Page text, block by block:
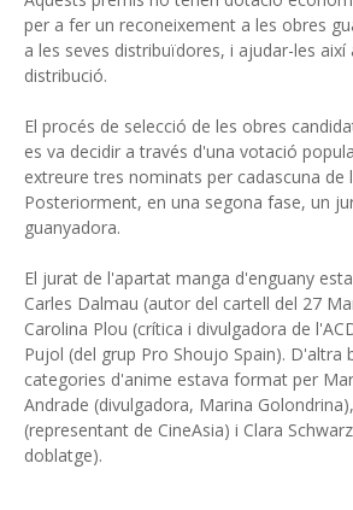
per a fer un reconeixement a les obres
a les seves distribuïdores, i ajudar-les així
distribució.
El procés de selecció de les obres
es va decidir a través d'una votació
extreure tres nominats per cadascuna de
Posteriorment, en una segona fase, un
guanyadora.
El jurat de l'apartat manga d'enguany
Carles Dalmau (autor del cartell del 27
Carolina Plou (crítica i divulgadora de
Pujol (del grup Pro Shoujo Spain). D'altra
categories d'anime estava format per
Andrade (divulgadora, Marina
(representant de CineAsia) i Clara
doblatge).